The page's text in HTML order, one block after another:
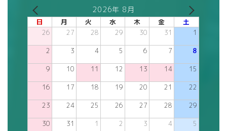
2026年 8月
日 月 火 水 木 金 土
26 27 28 29 30 31 1
2 3 4 5 6 7 8
9 10 11 12 13 14 15
16 17 18 19 20 21 22
23 24 25 26 27 28 29
30 31 1 2 3 4 5